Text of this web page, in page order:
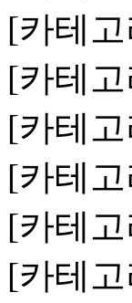
[카테
[카테
[카테
[카테
[카테
[카테